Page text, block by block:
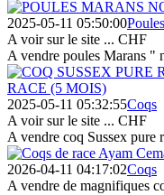
2025-05-11 05:50:00Poules
A voir sur le site ... CHF
A vendre poules Marans "
RACE (5 MOIS)
2025-05-11 05:32:55Coqs
A voir sur le site ... CHF
A vendre coq Sussex pure
2026-04-11 04:17:02Coqs
A vendre de magnifiques